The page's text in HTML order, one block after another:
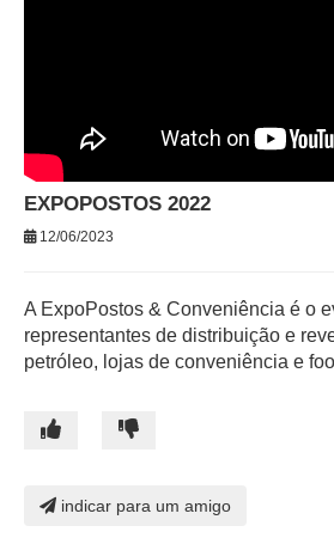
EXPOPOSTOS 2022
12/06/2023
A ExpoPostos & Conveniência é o
representantes de distribuição e
petróleo, lojas de conveniência e
indicar para um amigo